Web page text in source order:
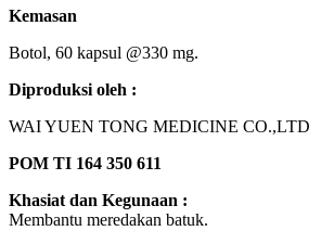
Kemasan
Botol, 60 kapsul @330 mg.
Diproduksi oleh :
WAI YUEN TONG MEDICINE CO.,LTD
POM TI 164 350 611
Khasiat dan Kegunaan :
Membantu meredakan batuk.